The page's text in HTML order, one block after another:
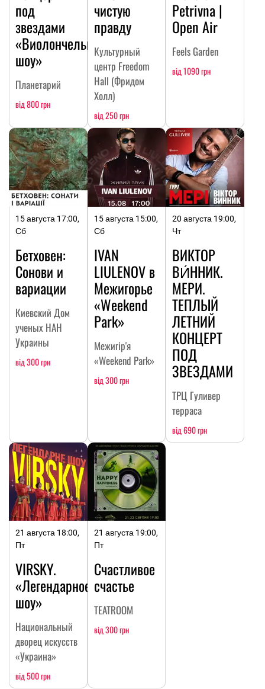
под
звездами
«Виолончельное
шоу»
Планетарий
від 800 грн
чистую
правду
Культурный
центр Freedom
Hall (Фридом
Холл)
від 250 грн
Petrivna |
Open Air
Feels Garden
від 1090 грн
15 августа 17:00,
Сб
Бетховен:
Сонови и
вариации
Киевский Дом
ученых НАН
Украины
від 300 грн
15 августа 15:00,
Сб
IVAN
LIULENOV в
Межигорье
«Weekend
Park»
Межигір'я
«Weekend Park»
від 300 грн
20 августа 19:00,
Чт
ВИКТОР
ВИ́ННИК.
МЕРИ.
ТЕПЛЫЙ
ЛЕТНИЙ
КОНЦЕРТ
ПОД
ЗВЕЗДАМИ
ТРЦ Гуливер
терраса
від 690 грн
21 августа 18:00,
Пт
VIRSKY.
«Легендарное
шоу»
Национальный
дворец искусств
«Украина»
від 500 грн
21 августа 19:00,
Пт
Счастливое
счастье
TEATROOM
від 300 грн